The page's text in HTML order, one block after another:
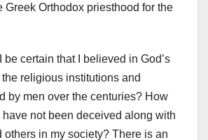
Greek Orthodox priesthood for the
be certain that I believed in God’s
religious institutions and
by men over the centuries? How
have not been deceived along with
others in my society? There is an